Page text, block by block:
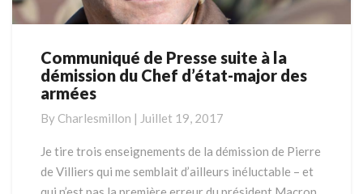
Communiqué
de
Presse
à
la
du
Communiqué de Presse suite à la
démission du Chef d’état-major des
armées
By Charlesmillon | Juillet 19, 2017
Je tire trois enseignements de la démission de Pierre
de Villiers qui me semblait d’ailleurs inéluctable – et